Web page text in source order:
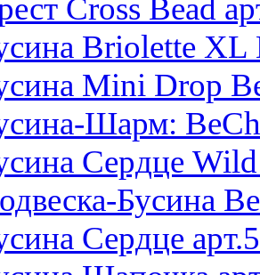
Cross Bead
Briolette XL
Mini Drop
Шарм:
Сердце
Бусина
Сердце